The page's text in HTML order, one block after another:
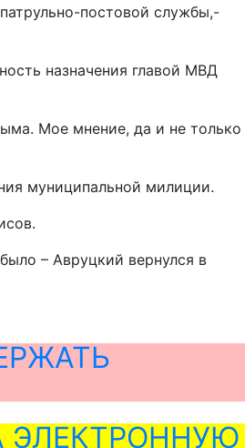
постовой службы,-
назначения главой МВД
Мое мнение, да и не только
муниципальной милиции.
– Авруцкий вернулся в
ЭЛЕКТРОННУЮ